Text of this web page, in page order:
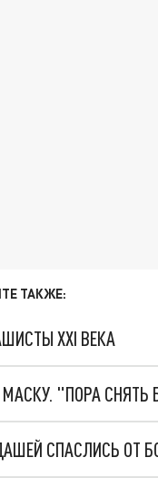
ТАКЖЕ:
XXI ВЕКА
"ПОРА СНЯТЬ
СПАСЛИСЬ ОТ